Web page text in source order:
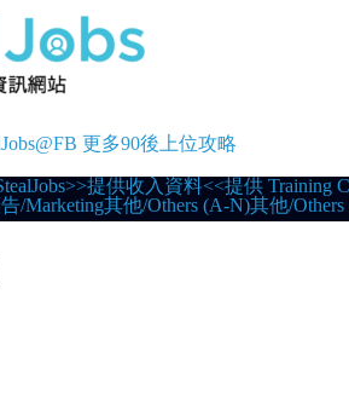
更多90後上位攻略
>>提供收入資料<<提供 Training
/Marketing其他/Others (A-N)其他/